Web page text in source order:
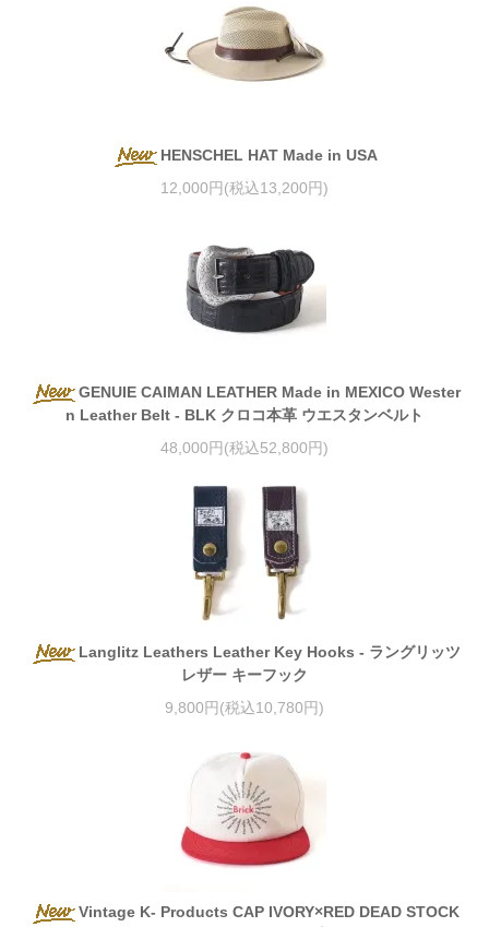
HENSCHEL HAT Made in USA
12,000円(税込13,200円)
GENUIE CAIMAN LEATHER Made in MEXICO Wester
n Leather Belt - BLK クロコ本革 ウエスタンベルト
48,000円(税込52,800円)
Langlitz Leathers Leather Key Hooks - ラングリッツ
レザー キーフック
9,800円(税込10,780円)
Vintage K- Products CAP IVORY×RED DEAD STOCK